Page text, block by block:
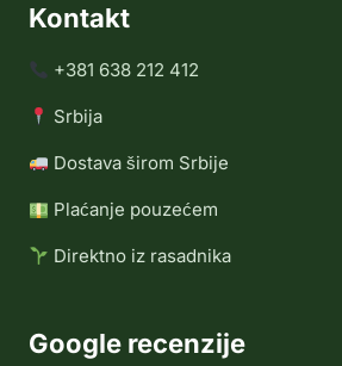
Kontakt
+381 638 212 412
Srbija
Dostava širom Srbije
Plaćanje pouzećem
Direktno iz rasadnika
Google recenzije